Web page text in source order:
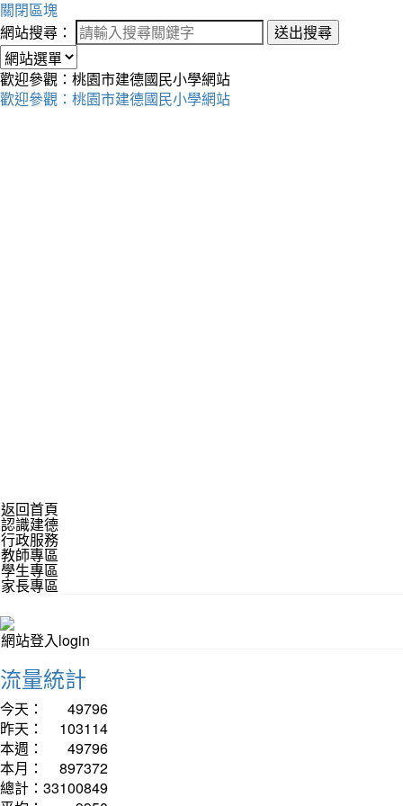
關閉區塊
網站搜尋：
送出搜尋
歡迎參觀：桃園市建德國民小學網站
歡迎參觀：桃園市建德國民小學網站
返回首頁
認識建德
行政服務
教師專區
學生專區
家長專區
網站登入login
流量統計
今天：
49796
昨天：
103114
本週：
49796
本月：
897372
總計： 33100849